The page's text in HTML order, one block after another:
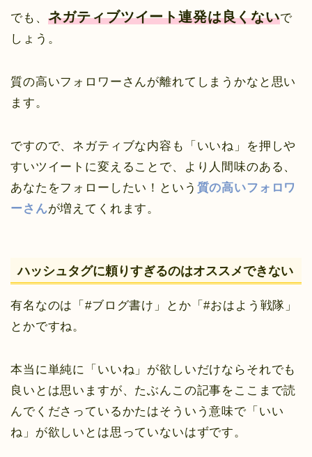
でも、 ネガティブツイート連発は良くないで
しょう。
質の高いフォロワーさんが離れてしまうかなと思い
ます。
ですので、ネガティブな内容も「いいね」を押しや
すいツイートに変えることで、より人間味のある、
あなたをフォローしたい！という 質の高いフォロワ
ーさんが増えてくれます。
ハッシュタグに頼りすぎるのはオススメできない
有名なのは「#ブログ書け」とか「#おはよう戦隊」
とかですね。
本当に単純に「いいね」が欲しいだけならそれでも
良いとは思いますが、たぶんこの記事をここまで読
んでくださっているかたはそういう意味で「いい
ね」が欲しいとは思っていないはずです。